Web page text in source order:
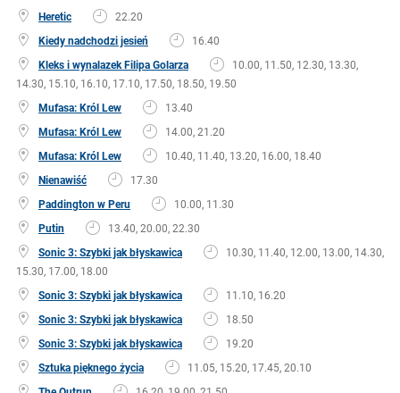
Heretic
22.20
Kiedy nadchodzi jesień
16.40
Kleks i wynalazek Filipa Golarza
10.00, 11.50, 12.30, 13.30,
14.30, 15.10, 16.10, 17.10, 17.50, 18.50, 19.50
Mufasa: Król Lew
13.40
Mufasa: Król Lew
14.00, 21.20
Mufasa: Król Lew
10.40, 11.40, 13.20, 16.00, 18.40
Nienawiść
17.30
Paddington w Peru
10.00, 11.30
Putin
13.40, 20.00, 22.30
Sonic 3: Szybki jak błyskawica
10.30, 11.40, 12.00, 13.00, 14.30,
15.30, 17.00, 18.00
Sonic 3: Szybki jak błyskawica
11.10, 16.20
Sonic 3: Szybki jak błyskawica
18.50
Sonic 3: Szybki jak błyskawica
19.20
Sztuka pięknego życia
11.05, 15.20, 17.45, 20.10